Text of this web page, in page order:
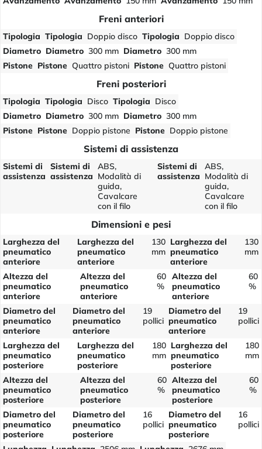
Freni anteriori
Tipologia Tipologia Doppio disco Tipologia Doppio disco
Diametro Diametro 300 mm Diametro 300 mm
Pistone Pistone Quattro pistoni Pistone Quattro pistoni
Freni posteriori
Tipologia Tipologia Disco Tipologia Disco
Diametro Diametro 300 mm Diametro 300 mm
Pistone Pistone Doppio pistone Pistone Doppio pistone
Sistemi di assistenza
Sistemi di
assistenza
Sistemi di
assistenza
ABS,
Modalità di
guida,
Cavalcare
con il filo
Sistemi di
assistenza
ABS,
Modalità di
guida,
Cavalcare
con il filo
Dimensioni e pesi
Larghezza del
pneumatico
anteriore
Larghezza del
pneumatico
anteriore
130
mm
Larghezza del
pneumatico
anteriore
130
mm
Altezza del
pneumatico
anteriore
Altezza del
pneumatico
anteriore
60
%
Altezza del
pneumatico
anteriore
60
%
Diametro del
pneumatico
anteriore
Diametro del
pneumatico
anteriore
19
pollici
Diametro del
pneumatico
anteriore
19
pollici
Larghezza del
pneumatico
posteriore
Larghezza del
pneumatico
posteriore
180
mm
Larghezza del
pneumatico
posteriore
180
mm
Altezza del
pneumatico
posteriore
Altezza del
pneumatico
posteriore
60
%
Altezza del
pneumatico
posteriore
60
%
Diametro del
pneumatico
posteriore
Diametro del
pneumatico
posteriore
16
pollici
Diametro del
pneumatico
posteriore
16
pollici